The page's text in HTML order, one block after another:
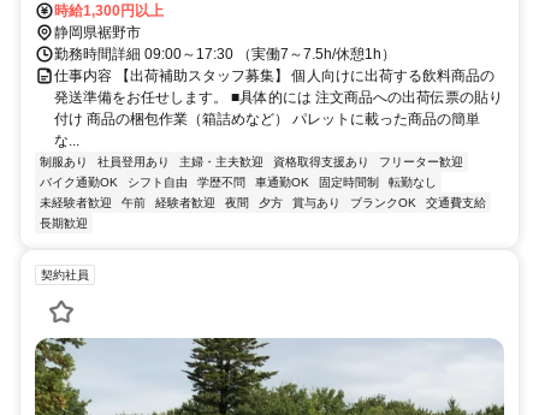
時給1,300円以上
静岡県裾野市
勤務時間詳細 09:00～17:30 （実働7～7.5h/休憩1h）
仕事内容 【出荷補助スタッフ募集】 個人向けに出荷する飲料商品の
発送準備をお任せします。 ■具体的には 注文商品への出荷伝票の貼り
付け 商品の梱包作業（箱詰めなど） パレットに載った商品の簡単
な...
制服あり 社員登用あり 主婦・主夫歓迎 資格取得支援あり
フリーター歓迎
バイク通勤OK
シフト自由 学歴不問 車通勤OK 固定時間制
転勤なし
未経験者歓迎
午前 経験者歓迎 夜間 夕方 賞与あり ブランクOK
交通費支給
長期歓迎
契約社員